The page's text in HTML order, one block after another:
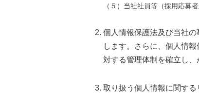
（５）当社社員等（採用応募
個人情報保護法及び当社
します。さらに、個人情
対する管理体制を確立し、
取り扱う個人情報に関す